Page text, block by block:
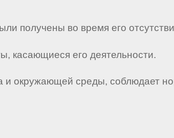
получены во время его
касающиеся его деятельности.
и окружающей среды, соблюдает